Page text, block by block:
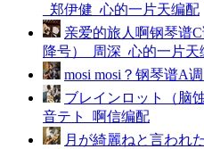
_郑伊健_心的一片天编配
亲爱的旅人啊钢琴谱
降号）_周深_心的一片天
mosi mosi？钢琴谱A
ブレインロット（脑
音テト_啊信编配
月が綺麗ねと言われ